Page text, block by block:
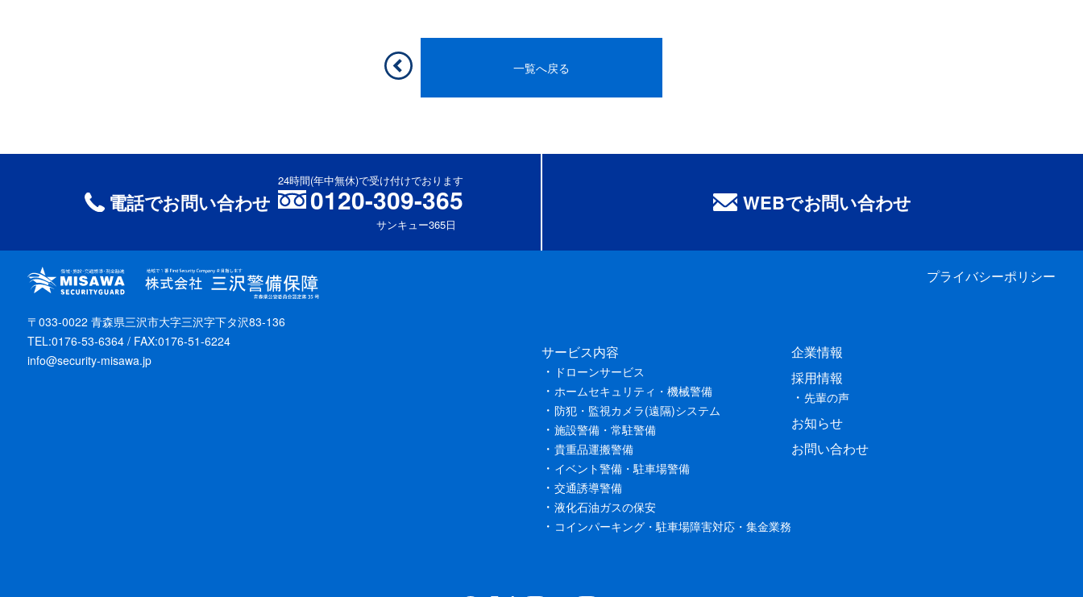
一覧へ戻る
電話でお問い合わせ
24時間(年中無休)で受け付けでおります
0120-309-365
サンキュー365日
WEBでお問い合わせ
プライバシーポリシー
サービス内容
ドローンサービス
ホームセキュリティ・機械警備
防犯・監視カメラ(遠隔)システム
施設警備・常駐警備
貴重品運搬警備
イベント警備・駐車場警備
交通誘導警備
液化石油ガスの保安
コインパーキング・駐車場障害対応・集金業務
企業情報
採用情報
先輩の声
お知らせ
お問い合わせ
〒033-0022 青森県三沢市大字三沢字下タ沢83-136
TEL:0176-53-6364 / FAX:0176-51-6224
info@security-misawa.jp